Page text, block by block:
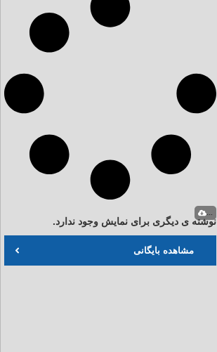
نوشته ی دیگری برای نمایش وجود ندارد.
مشاهده بایگانی